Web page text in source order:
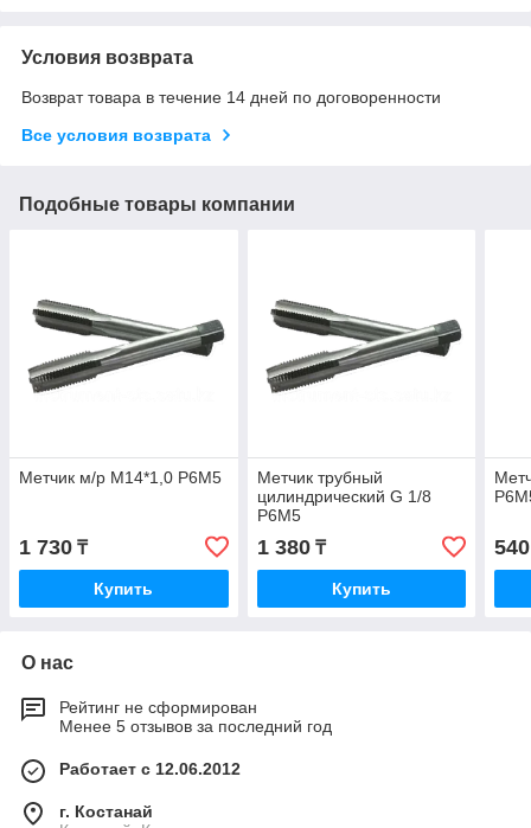
Условия возврата
Возврат товара в течение 14 дней по договоренности
Все условия возврата
Подобные товары компании
Метчик м/р М14*1,0 Р6М5
1 730 ₸
Купить
Метчик трубный
цилиндрический G 1/8
Р6М5
1 380₸
Купить
540
О нас
Рейтинг не сформирован
Менее 5 отзывов за последний год
Работает с 12.06.2012
г. Костанай